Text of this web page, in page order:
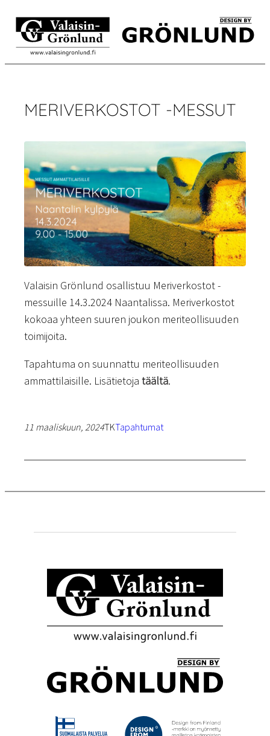
sisältöön
MERIVERKOSTOT -MESSUT
Valaisin Grönlund osallistuu Meriverkostot -
messuille 14.3.2024 Naantalissa. Meriverkostot
kokoaa yhteen suuren joukon meriteollisuuden
toimijoita.
Tapahtuma on suunnattu meriteollisuuden
ammattilaisille. Lisätietoja täältä.
11 maaliskuun, 2024TKTapahtumat